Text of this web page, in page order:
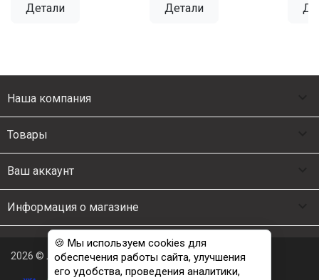
Детали Детали
Наша компания
Товары
Ваш аккаунт
Информация о магазине
2026 © Люкс Постель
🍪 Мы используем cookies для
обеспечения работы сайта, улучшения
его удобства, проведения аналитики,